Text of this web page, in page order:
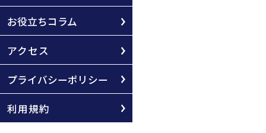
お役立ちコラム
アクセス
プライバシーポリシー
利用規約